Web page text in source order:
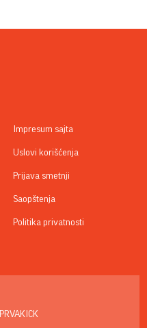
Impresum sajta
Uslovi korišćenja
Prijava smetnji
Saopštenja
Politika privatnosti
PRVAKICK